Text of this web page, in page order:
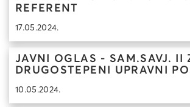
REFERENT
17.05.2024.
JAVNI OGLAS - SAM.SAVJ. II
DRUGOSTEPENI UPRAVNI
10.05.2024.